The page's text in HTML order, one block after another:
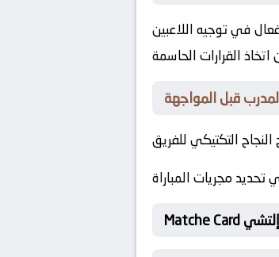
في توجيه اللاعبين
القرارات الحاسمة
التكتيكي للفريق
مجريات المباراة